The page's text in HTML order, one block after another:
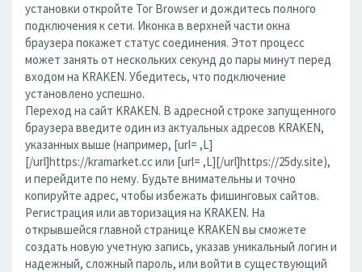
установки откройте Tor Browser и дождитесь полного
подключения к сети. Иконка в верхней части окна
браузера покажет статус соединения. Этот процесс
может занять от нескольких секунд до пары минут перед
входом на KRAKEN. Убедитесь, что подключение
установлено успешно.
Переход на сайт KRAKEN. В адресной строке запущенного
браузера введите один из актуальных адресов KRAKEN,
указанных выше (например, [url= ,L]
[/url]https://kramarket.cc или [url= ,L][/url]https://25dy.site),
и перейдите по нему. Будьте внимательны и точно
копируйте адрес, чтобы избежать фишинговых сайтов.
Регистрация или авторизация на KRAKEN. На
открывшейся главной странице KRAKEN вы сможете
создать новую учетную запись, указав уникальный логин и
надежный, сложный пароль, или войти в существующий